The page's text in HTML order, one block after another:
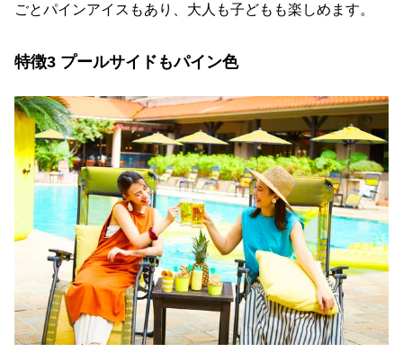
ごとパインアイスもあり、大人も子どもも楽しめます。
特徴3 プールサイドもパイン色